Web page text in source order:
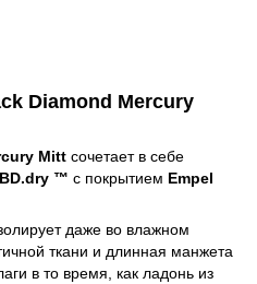
Diamond Mercury
Mitt сочетает в себе
BD.dry ™ с покрытием Empel
даже во влажном
ткани и длинная манжета
в то время, как ладонь из